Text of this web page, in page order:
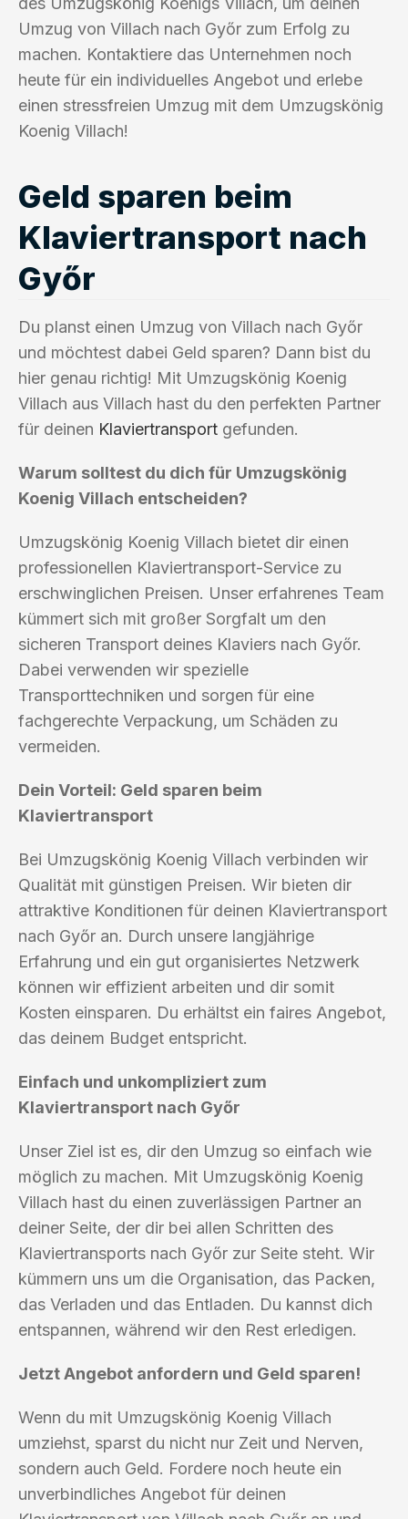
Umzug von Villach nach Győr zum Erfolg zu
machen. Kontaktiere das Unternehmen noch
heute für ein individuelles Angebot und erlebe
einen stressfreien Umzug mit dem Umzugskönig
Koenig Villach!
Geld sparen beim
Klaviertransport nach
Győr
Du planst einen Umzug von Villach nach Győr
und möchtest dabei Geld sparen? Dann bist du
hier genau richtig! Mit Umzugskönig Koenig
Villach aus Villach hast du den perfekten Partner
für deinen Klaviertransport gefunden.
Warum solltest du dich für Umzugskönig
Koenig Villach entscheiden?
Umzugskönig Koenig Villach bietet dir einen
professionellen Klaviertransport-Service zu
erschwinglichen Preisen. Unser erfahrenes Team
kümmert sich mit großer Sorgfalt um den
sicheren Transport deines Klaviers nach Győr.
Dabei verwenden wir spezielle
Transporttechniken und sorgen für eine
fachgerechte Verpackung, um Schäden zu
vermeiden.
Dein Vorteil: Geld sparen beim
Klaviertransport
Bei Umzugskönig Koenig Villach verbinden wir
Qualität mit günstigen Preisen. Wir bieten dir
attraktive Konditionen für deinen Klaviertransport
nach Győr an. Durch unsere langjährige
Erfahrung und ein gut organisiertes Netzwerk
können wir effizient arbeiten und dir somit
Kosten einsparen. Du erhältst ein faires Angebot,
das deinem Budget entspricht.
Einfach und unkompliziert zum
Klaviertransport nach Győr
Unser Ziel ist es, dir den Umzug so einfach wie
möglich zu machen. Mit Umzugskönig Koenig
Villach hast du einen zuverlässigen Partner an
deiner Seite, der dir bei allen Schritten des
Klaviertransports nach Győr zur Seite steht. Wir
kümmern uns um die Organisation, das Packen,
das Verladen und das Entladen. Du kannst dich
entspannen, während wir den Rest erledigen.
Jetzt Angebot anfordern und Geld sparen!
Wenn du mit Umzugskönig Koenig Villach
umziehst, sparst du nicht nur Zeit und Nerven,
sondern auch Geld. Fordere noch heute ein
unverbindliches Angebot für deinen